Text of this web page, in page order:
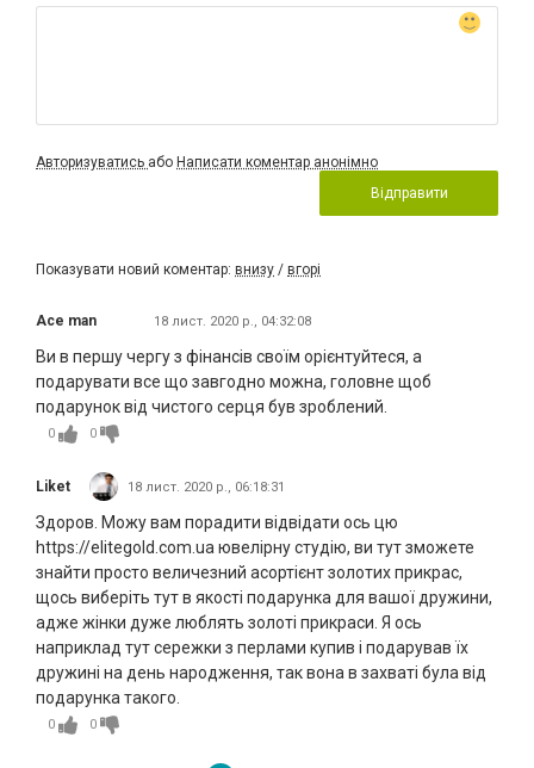
Авторизуватись або Написати коментар анонімно
Відправити
Показувати новий коментар: внизу / вгорі
Ace man 18 лист. 2020 р., 04:32:08
Ви в першу чергу з фінансів своїм орієнтуйтеся, а
подарувати все що завгодно можна, головне щоб
подарунок від чистого серця був зроблений.
0 0
Liket 18 лист. 2020 р., 06:18:31
Здоров. Можу вам порадити відвідати ось цю
https://elitegold.com.ua ювелірну студію, ви тут зможете
знайти просто величезний асортієнт золотих прикрас,
щось виберіть тут в якості подарунка для вашої дружини,
адже жінки дуже люблять золоті прикраси. Я ось
наприклад тут сережки з перлами купив і подарував їх
дружині на день народження, так вона в захваті була від
подарунка такого.
0 0